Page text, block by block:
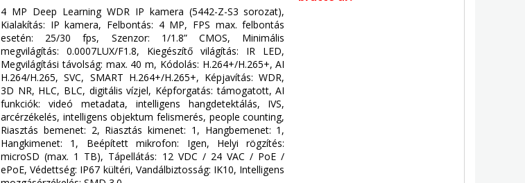
4 MP Deep Learning WDR IP kamera (5442-Z-S3 sorozat),
Kialakítás: IP kamera, Felbontás: 4 MP, FPS max. felbontás
esetén: 25/30 fps, Szenzor: 1/1.8” CMOS, Minimális
megvilágítás: 0.0007LUX/F1.8, Kiegészítő világítás: IR LED,
Megvilágítási távolság: max. 40 m, Kódolás: H.264+/H.265+, AI
H.264/H.265, SVC, SMART H.264+/H.265+, Képjavítás: WDR,
3D NR, HLC, BLC, digitális vízjel, Képforgatás: támogatott, AI
funkciók: videó metadata, intelligens hangdetektálás, IVS,
arcérzékelés, intelligens objektum felismerés, people counting,
Riasztás bemenet: 2, Riasztás kimenet: 1, Hangbemenet: 1,
Hangkimenet: 1, Beépített mikrofon: Igen, Helyi rögzítés:
microSD (max. 1 TB), Tápellátás: 12 VDC / 24 VAC / PoE /
ePoE, Védettség: IP67 kültéri, Vandálbiztosság: IK10, Intelligens